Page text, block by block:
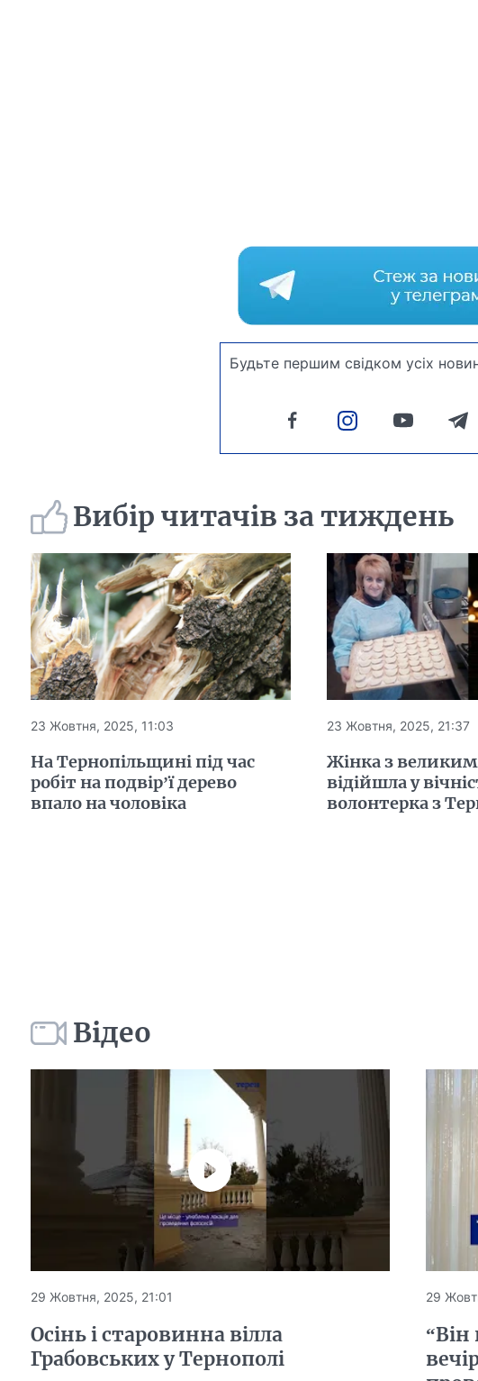
Будьте першим свідком усіх
Вибір читачів за тиждень
23 Жовтня, 2025, 11:03
На Тернопільщині під час
робіт на подвір’ї дерево
впало на чоловіка
23 Жовтня, 2025, 21:37
Жінка з
відійшла у
волонтерка з
Відео
29 Жовтня, 2025, 21:01
Осінь і старовинна вілла
Грабовських у Тернополі
29